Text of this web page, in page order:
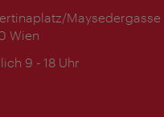
Maysedergasse
Wien
9 - 18 Uhr